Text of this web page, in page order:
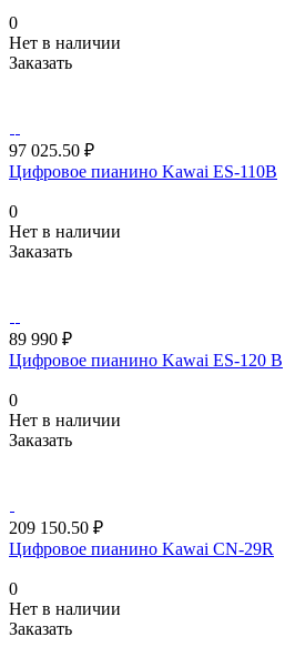
0
Нет в наличии
Заказать
97 025.50 ₽
Цифровое пианино Kawai ES-110B
0
Нет в наличии
Заказать
89 990 ₽
Цифровое пианино Kawai ES-120 B
0
Нет в наличии
Заказать
209 150.50 ₽
Цифровое пианино Kawai CN-29R
0
Нет в наличии
Заказать